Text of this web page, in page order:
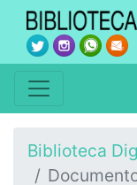
Biblioteca